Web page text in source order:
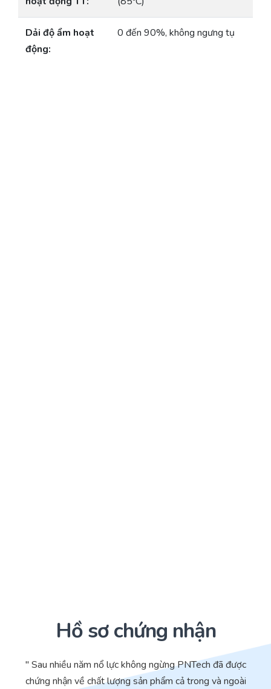
Dải độ ẩm hoạt
động:
0 đến 90%, không ngưng tụ
Hồ sơ chứng nhận
" Sau nhiều năm nổ lực không ngừng PNTech đã được
chứng nhận về chất lượng sản phẩm cả trong và ngoài